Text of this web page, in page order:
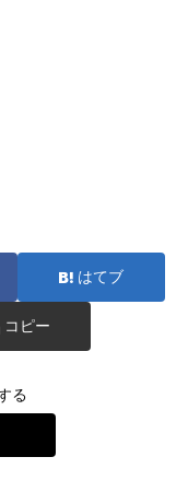
はてブ
コピー
る